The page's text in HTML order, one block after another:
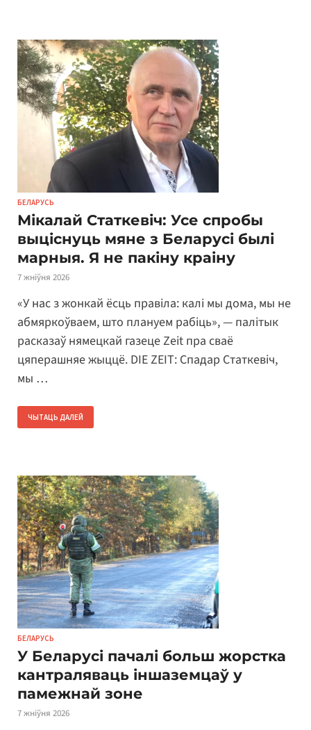
БЕЛАРУСЬ
Мікалай Статкевіч: Усе спробы
выціснуць мяне з Беларусі былі
марныя. Я не пакіну краіну
7 жніўня 2026
«У нас з жонкай ёсць правіла: калі мы дома, мы не
абмяркоўваем, што плануем рабіць», — палітык
расказаў нямецкай газеце Zeit пра сваё
цяперашняе жыццё. DIE ZEIT: Спадар Статкевіч,
мы …
ЧЫТАЦЬ ДАЛЕЙ
БЕЛАРУСЬ
У Беларусі пачалі больш жорстка
кантраляваць іншаземцаў у
памежнай зоне
7 жніўня 2026